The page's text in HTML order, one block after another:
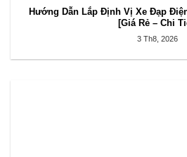
Hướng Dẫn Lắp Định Vị Xe Đạp
[Giá Rẻ – Chi
3 Th8, 2026